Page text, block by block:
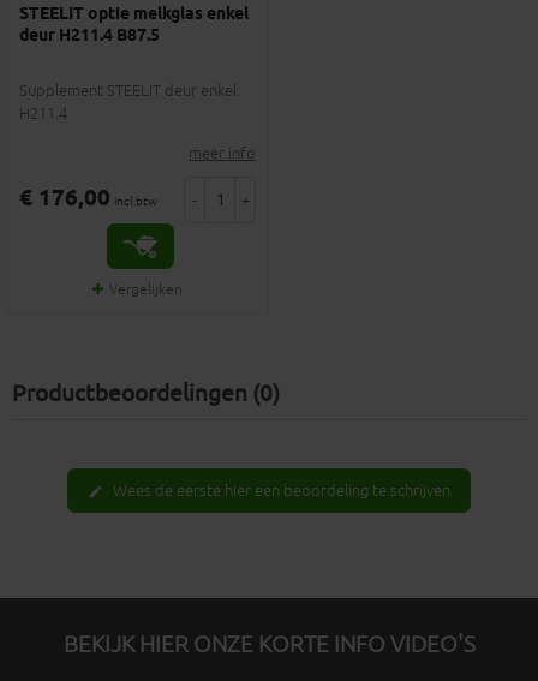
STEELIT optie melkglas enkel
deur H211.4 B87.5
Supplement STEELIT deur enkel
H211.4
meer info
€ 176,00 incl.btw - +
Vergelijken
Productbeoordelingen (0)
edit Wees de eerste hier een beoordeling te schrijven
BEKIJK HIER ONZE KORTE INFO VIDEO'S